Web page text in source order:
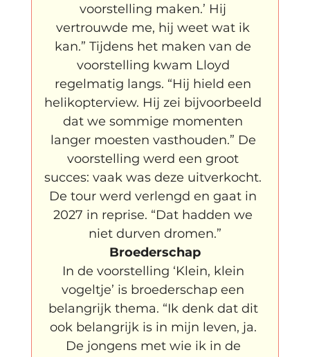
voorstelling maken.’ Hij
vertrouwde me, hij weet wat ik
kan.” Tijdens het maken van de
voorstelling kwam Lloyd
regelmatig langs. “Hij hield een
helikopterview. Hij zei bijvoorbeeld
dat we sommige momenten
langer moesten vasthouden.” De
voorstelling werd een groot
succes: vaak was deze uitverkocht.
De tour werd verlengd en gaat in
2027 in reprise. “Dat hadden we
niet durven dromen.”
Broederschap
In de voorstelling ‘Klein, klein
vogeltje’ is broederschap een
belangrijk thema. “Ik denk dat dit
ook belangrijk is in mijn leven, ja.
De jongens met wie ik in de